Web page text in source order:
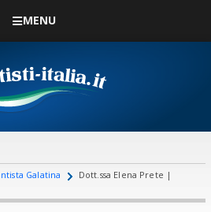
MENU
Galatina
Dott.ssa Elena Prete |